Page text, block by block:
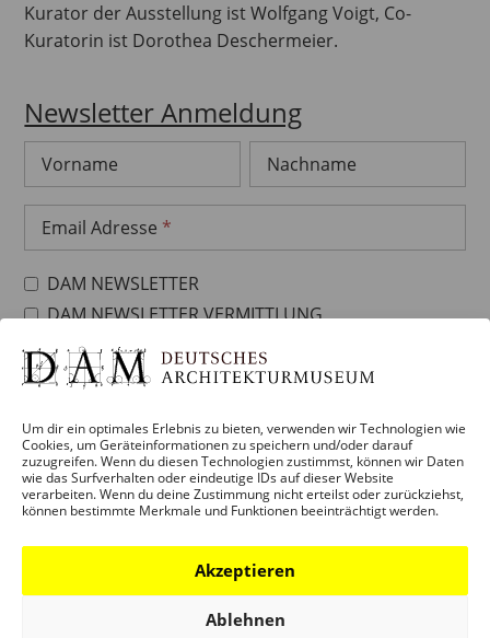
Um dir ein optimales Erlebnis zu bieten, verwenden wir Technologien wie
Cookies, um Geräteinformationen zu speichern und/oder darauf
zuzugreifen. Wenn du diesen Technologien zustimmst, können wir Daten
wie das Surfverhalten oder eindeutige IDs auf dieser Website
verarbeiten. Wenn du deine Zustimmung nicht erteilst oder zurückziehst,
können bestimmte Merkmale und Funktionen beeinträchtigt werden.
Akzeptieren
Ablehnen
Kurator der Ausstellung ist Wolfgang Voigt, Co-
Kuratorin ist Dorothea Deschermeier.
Newsletter Anmeldung
Vorname Nachname
Email Adresse
DAM NEWSLETTER
DAM NEWSLETTER VERMITTLUNG
Ich habe die Datenschutzbestimmungen gelesen,
und stimme diesen zu!